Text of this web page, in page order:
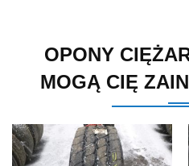
OPONY
MOGĄ CIĘ